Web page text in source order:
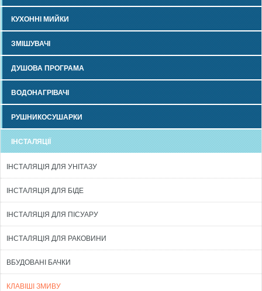
КУХОННІ МИЙКИ
ЗМІШУВАЧІ
ДУШОВА ПРОГРАМА
ВОДОНАГРІВАЧІ
РУШНИКОСУШАРКИ
ІНСТАЛЯЦІЇ
ІНСТАЛЯЦІЯ ДЛЯ УНІТАЗУ
ІНСТАЛЯЦІЯ ДЛЯ БІДЕ
ІНСТАЛЯЦІЯ ДЛЯ ПІСУАРУ
ІНСТАЛЯЦІЯ ДЛЯ РАКОВИНИ
ВБУДОВАНІ БАЧКИ
КЛАВІШІ ЗМИВУ